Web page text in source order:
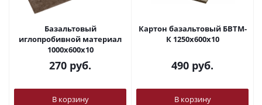
Базальтовый
иглопробивной материал
1000х600х10
270 руб.
В корзину
Картон базальтовый БВТМ-
К 1250х600х10
490 руб.
В корзину